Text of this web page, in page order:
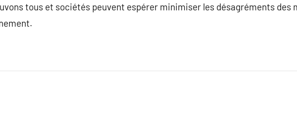
tous et sociétés peuvent espérer minimiser les désagréments des